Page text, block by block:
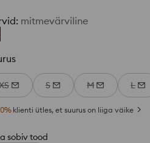
: mitmevärviline
S M L
% klienti ütles, et suurus on liiga väike
sobiv tood